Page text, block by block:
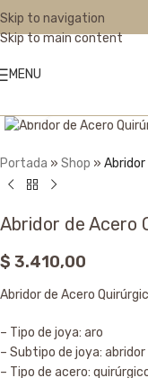
Skip to navigation
Skip to main content
MENU
Portada » Shop » Abridor
Abridor de Acero
$ 3.410,00
Abridor de Acero
– Tipo de joya: aro
– Subtipo de joya: abridor
– Tipo de acero: